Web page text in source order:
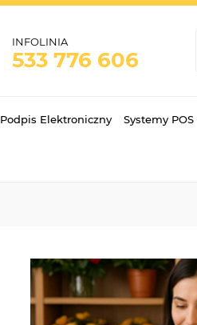
INFOLINIA
533 776 606
Podpis Elektroniczny Systemy POS